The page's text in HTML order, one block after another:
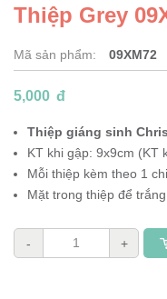
Thiệp Grey
Mã sản phẩm: 09XM72
5,000 đ
Thiệp giáng sinh
KT khi gập: 9x9cm (KT
Mỗi thiệp kèm theo 1
Mặt trong thiệp để
- +